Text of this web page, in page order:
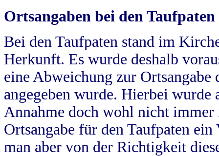
Ortsangaben bei den Taufpaten
Bei den Taufpaten stand im
Herkunft. Es wurde deshalb
eine Abweichung zur
angegeben wurde. Hierbei wurde
Annahme doch wohl nicht
Ortsangabe für den Taufpaten
man aber von der Richtigkeit